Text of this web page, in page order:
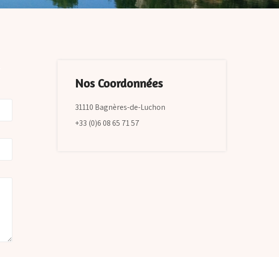
Nos Coordonnées
31110 Bagnères-de-Luchon
+33 (0)6 08 65 71 57